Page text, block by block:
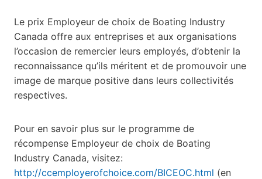
Le prix Employeur de choix de Boating Industry
Canada offre aux entreprises et aux organisations
l’occasion de remercier leurs employés, d’obtenir la
reconnaissance qu’ils méritent et de promouvoir une
image de marque positive dans leurs collectivités
respectives.
Pour en savoir plus sur le programme de
récompense Employeur de choix de Boating
Industry Canada, visitez:
http://ccemployerofchoice.com/BICEOC.html (en